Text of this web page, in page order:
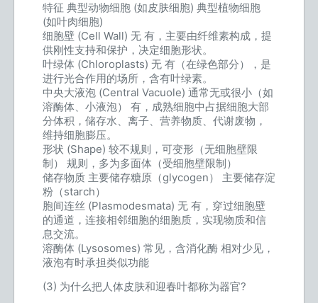
特征 典型动物细胞 (如皮肤细胞) 典型植物细胞
(如叶肉细胞)
细胞壁 (Cell Wall) 无 有，主要由纤维素构成，提
供刚性支持和保护，决定细胞形状。
叶绿体 (Chloroplasts) 无 有（在绿色部分），是
进行光合作用的场所，含有叶绿素。
中央大液泡 (Central Vacuole) 通常无或很小（如
溶酶体、小液泡） 有，成熟细胞中占据细胞大部
分体积，储存水、离子、营养物质、代谢废物，
维持细胞膨压。
形状 (Shape) 较不规则，可变形（无细胞壁限
制） 规则，多为多面体（受细胞壁限制）
储存物质 主要储存糖原（glycogen） 主要储存淀
粉（starch）
胞间连丝 (Plasmodesmata) 无 有，穿过细胞壁
的通道，连接相邻细胞的细胞质，实现物质和信
息交流。
溶酶体 (Lysosomes) 常见，含消化酶 相对少见，
液泡有时承担类似功能
(3) 为什么把人体皮肤和迎春叶都称为器官?